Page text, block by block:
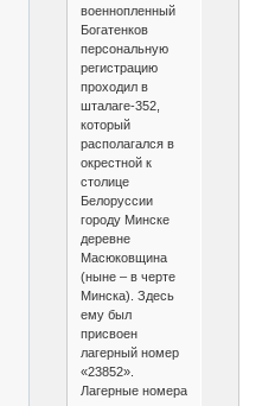
военнопленный
Богатенков
персональную
регистрацию
проходил в
шталаге-352,
который
располагался в
окрестной к
столице
Белоруссии
городу Минске
деревне
Масюковщина
(ныне – в черте
Минска). Здесь
ему был
присвоен
лагерный номер
«23852».
Лагерные номера